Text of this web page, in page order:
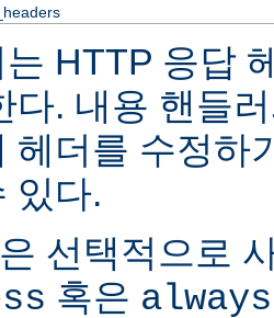
HTTP 응답
다. 내용 핸들
헤더를 수정하
있다.
은 선택적으로
혹은 always